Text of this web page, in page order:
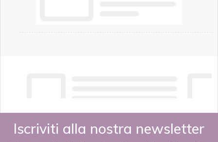
Iscriviti alla nostra newsletter